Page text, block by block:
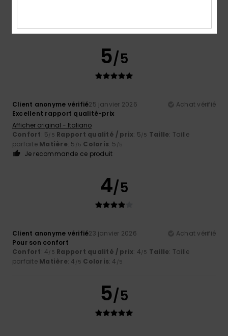
5/5
Client anonyme vérifié25 janvier 2026
Achat vérifié
Excellent rapport qualité-prix
Afficher original - Italiano
Confort: 5/5 Rapport qualité / prix: 5/5 Taille: Taille
parfaite Matière: 5 /5 Coloris: 5 /5
Je recommande ce produit
4/5
Client anonyme vérifié23 janvier 2026
Achat vérifié
Pour son confort
Confort: 4/5 Rapport qualité / prix: 4/5 Taille: Taille
parfaite Matière: 4 /5 Coloris: 4 /5
5/5